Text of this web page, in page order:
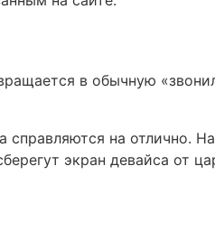
в обычную
на отлично.
экран девайса от